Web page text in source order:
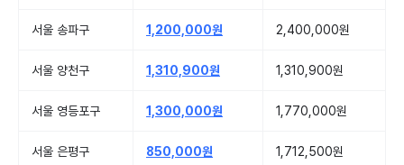
서울 송파구 1,200,000원 2,400,000원
서울 양천구 1,310,900원 1,310,900원
서울 영등포구 1,300,000원 1,770,000원
서울 은평구 850,000원 1,712,500원